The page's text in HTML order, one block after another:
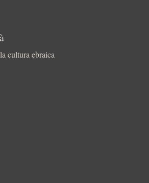
cultura ebraica